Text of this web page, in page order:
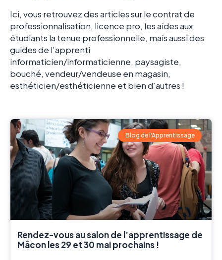
Ici, vous retrouvez des articles sur le contrat de
professionnalisation, licence pro, les aides aux
étudiants la tenue professionnelle, mais aussi des
guides de l’apprenti
informaticien/informaticienne, paysagiste,
bouché, vendeur/vendeuse en magasin,
esthéticien/esthéticienne et bien d’autres !
Blog de l'Apprentissage
Rendez-vous au salon de l’apprentissage de
Mâcon les 29 et 30 mai prochains !